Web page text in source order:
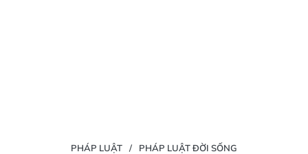
PHÁP LUẬT PHÁP LUẬT ĐỜI SỐNG